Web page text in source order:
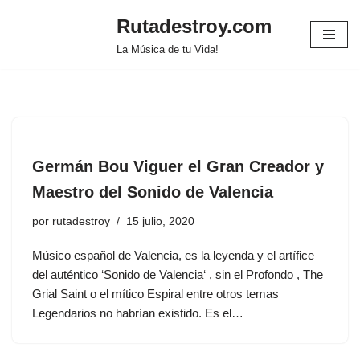
Rutadestroy.com
La Música de tu Vida!
Germán Bou Viguer el Gran Creador y
Maestro del Sonido de Valencia
por rutadestroy 15 julio, 2020
Músico español de Valencia, es la leyenda y el artífice
del auténtico ‘Sonido de Valencia‘ , sin el Profondo , The
Grial Saint o el mítico Espiral entre otros temas
Legendarios no habrían existido. Es el…